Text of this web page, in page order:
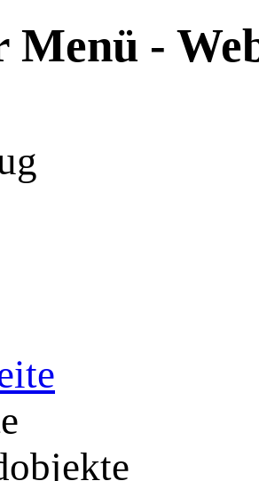
Menü -